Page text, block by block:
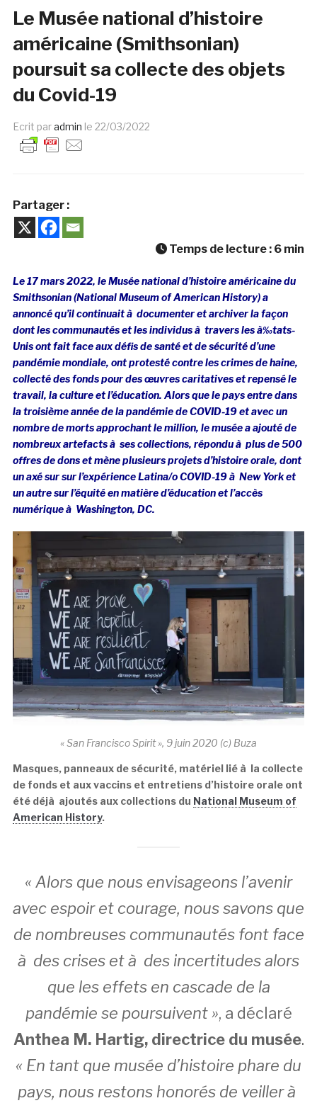
Le Musée national d’histoire
américaine (Smithsonian)
poursuit sa collecte des objets
du Covid-19
Ecrit paradmin le 22/03/2022
Partager :
Temps de lecture : 6 min
Le 17 mars 2022, le Musée national d’histoire américaine du
Smithsonian (National Museum of American History) a
annoncé qu’il continuait à documenter et archiver la façon
dont les communautés et les individus à travers les à‰tats-
Unis ont fait face aux défis de santé et de sécurité d’une
pandémie mondiale, ont protesté contre les crimes de haine,
collecté des fonds pour des œuvres caritatives et repensé le
travail, la culture et l’éducation. Alors que le pays entre dans
la troisième année de la pandémie de COVID-19 et avec un
nombre de morts approchant le million, le musée a ajouté de
nombreux artefacts à ses collections, répondu à plus de 500
offres de dons et mène plusieurs projets d’histoire orale, dont
un axé sur sur l’expérience Latina/o COVID-19 à New York et
un autre sur l’équité en matière d’éducation et l’accès
numérique à Washington, DC.
« San Francisco Spirit », 9 juin 2020 (c) Buza
Masques, panneaux de sécurité, matériel lié à la collecte
de fonds et aux vaccins et entretiens d’histoire orale ont
été déjà ajoutés aux collections du National Museum of
American History.
« Alors que nous envisageons l’avenir
avec espoir et courage, nous savons que
de nombreuses communautés font face
à des crises et à des incertitudes alors
que les effets en cascade de la
pandémie se poursuivent », a déclaré
Anthea M. Hartig, directrice du musée.
« En tant que musée d’histoire phare du
pays, nous restons honorés de veiller à